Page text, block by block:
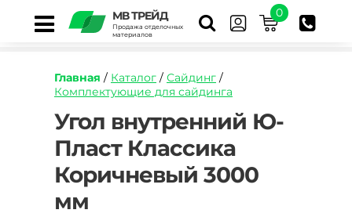
МВ ТРЕЙД
Продажа отделочных
материалов
0
Главная / Каталог / Сайдинг /
Комплектующие для сайдинга
https://mvtrade.ru/images/id/normal/ugol-
vnutrennij-
yu-
plast-
klassika-
korichnevyj-
3050-
Угол внутренний Ю-
Пласт Классика
Коричневый 3000
мм